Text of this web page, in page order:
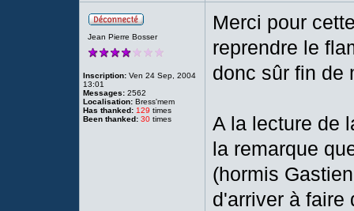
Jean Pierre Bosser
Inscription: Ven 24 Sep, 2004
13:01
Messages: 2562
Localisation: Bress'mem
Has thanked: 129 times
Been thanked: 30 times
Merci pour
reprendre le
donc sûr fin de
A la lecture de
la remarque
(hormis
d'arriver à faire